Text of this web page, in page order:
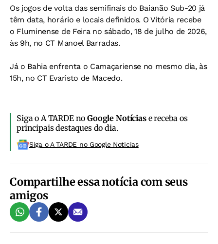
Os jogos de volta das semifinais do Baianão Sub-20 já
têm data, horário e locais definidos. O Vitória recebe
o Fluminense de Feira no sábado, 18 de julho de 2026,
às 9h, no CT Manoel Barradas.
Já o Bahia enfrenta o Camaçariense no mesmo dia, às
15h, no CT Evaristo de Macedo.
Siga o A TARDE noGoogle Notíciase receba os
principais destaques do dia.
Siga o A TARDE no Google Noticias
Compartilhe essa notícia com seus
amigos